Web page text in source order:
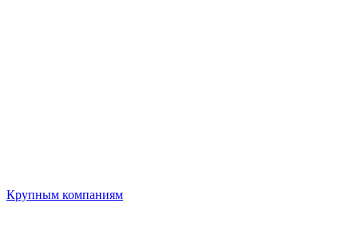
Крупным компаниям